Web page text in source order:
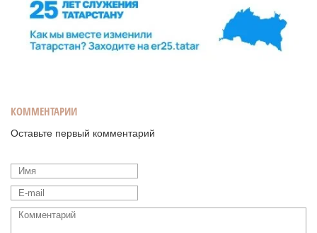
КОММЕНТАРИИ
Оставьте первый комментарий